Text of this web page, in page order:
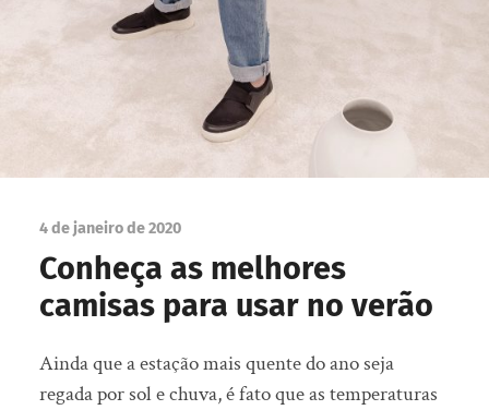
4 de janeiro de 2020
Conheça as melhores
camisas para usar no verão
Ainda que a estação mais quente do ano seja
regada por sol e chuva, é fato que as temperaturas